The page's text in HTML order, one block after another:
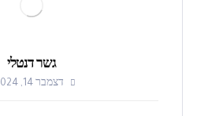
גשר דנטלי
דצמבר 14, 2024